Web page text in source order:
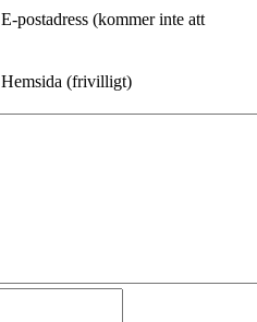
E-postadress (kommer inte att
Hemsida (frivilligt)